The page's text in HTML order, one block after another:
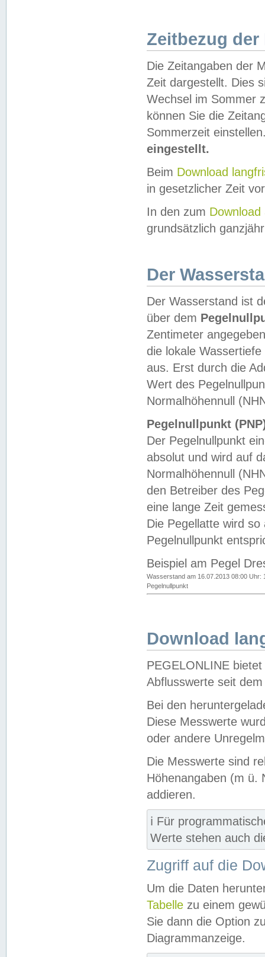
Zeitbezug der
Die Zeitangaben der
Zeit dargestellt. Dies
Wechsel im Sommer
können Sie die
Sommerzeit
eingestellt.
Beim Download
in gesetzlicher Zeit
In den zum Download
grundsätzlich
Der
Der Wasserstand ist
über dem
Zentimeter
die lokale
aus. Erst durch die
Wert des
Normalhöhennull
Pegelnullpunkt
Der Pegelnullpunkt
absolut und wird auf
Normalhöhennull
den Betreiber des
eine lange Zeit
Die Pegellatte wird
Pegelnullpunkt
Beispiel am Pegel
Wasserstand am 16.07.2013 08:00 Uhr:
Pegelnullpunkt
Download
PEGELONLINE
Abflusswerte seit
Bei den
Diese Messwerte
oder andere
Die Messwerte sind
Höhenangaben (m ü.
addieren.
ℹ️ Für
Werte stehen auch
Zugriff auf die
Um die Daten
Tabelle zu einem
Sie dann die Option
Diagrammanzeige.